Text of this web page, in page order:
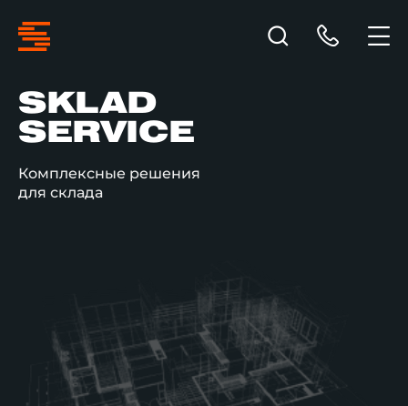
SKLAD
SERVICE
Комплексные решения
для склада